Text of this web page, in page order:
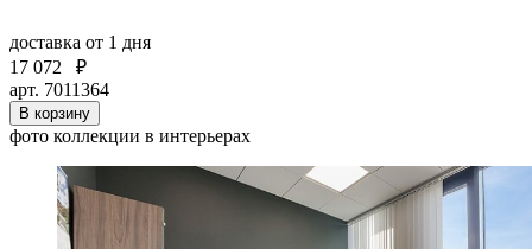
доставка от 1 дня
17 072
₽
арт. 7011364
В корзину
фото коллекции в интерьерах